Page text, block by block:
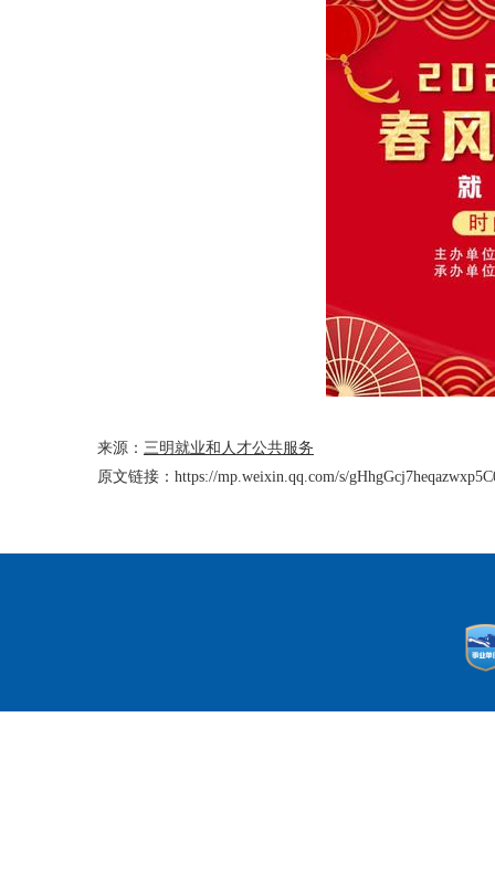
来源： 三明就业和人才公共服务
原文链接： https://mp.weixin.qq.com/s/